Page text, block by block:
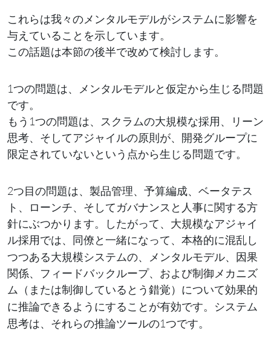
これらは我々のメンタルモデルがシステムに影響を
与えていることを示しています。
この話題は本節の後半で改めて検討します。
1つの問題は、メンタルモデルと仮定から生じる問題
です。
もう1つの問題は、スクラムの大規模な採用、リーン
思考、そしてアジャイルの原則が、開発グループに
限定されていないという点から生じる問題です。
2つ目の問題は、製品管理、予算編成、ベータテス
ト、ローンチ、そしてガバナンスと人事に関する方
針にぶつかります。したがって、大規模なアジャイ
ル採用では、同僚と一緒になって、本格的に混乱 し
つつある大規模システムの、メンタルモデル、因果
関係、フィードバックループ、および制御メカニズ
ム（または制御しているとう錯覚）について効果的
に推論できるようにすることが有効です。システム
思考は、それらの推論ツールの1つです。